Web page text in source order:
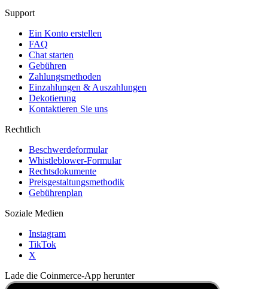
Support
Ein Konto erstellen
FAQ
Chat starten
Gebühren
Zahlungsmethoden
Einzahlungen & Auszahlungen
Dekotierung
Kontaktieren Sie uns
Rechtlich
Beschwerdeformular
Whistleblower-Formular
Rechtsdokumente
Preisgestaltungsmethodik
Gebührenplan
Soziale Medien
Instagram
TikTok
X
Lade die Coinmerce-App herunter